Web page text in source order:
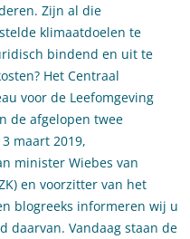
Zijn al die
klimaatdoelen te
bindend en uit te
Het Centraal
voor de Leefomgeving
de afgelopen twee
maart 2019,
minister Wiebes van
en voorzitter van het
blogreeks informeren wij u
daarvan. Vandaag staan de